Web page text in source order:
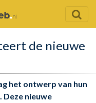
de nieuwe
het ontwerp van hun
Deze nieuwe